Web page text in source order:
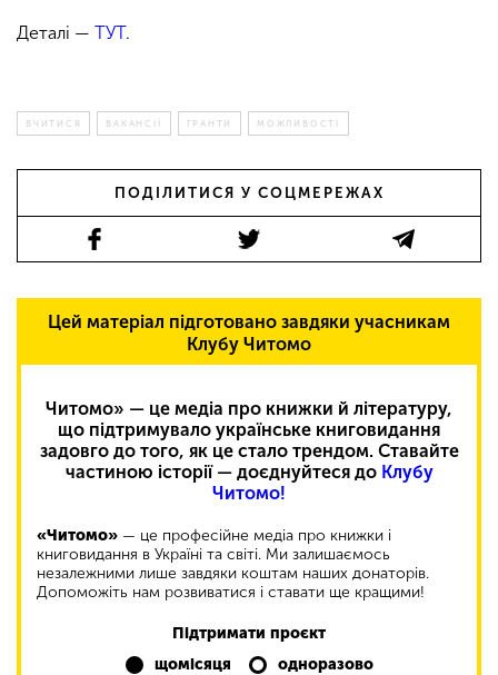
Деталі — ТУТ.
ВЧИТИСЯ ВАКАНСІЇ ГРАНТИ МОЖЛИВОСТІ
ПОДІЛИТИСЯ У СОЦМЕРЕЖАХ
Цей матеріал підготовано завдяки учасникам
Клубу Читомо
Читомо» — це медіа про книжки й літературу,
що підтримувало українське книговидання
задовго до того, як це стало трендом. Ставайте
частиною історії — доєднуйтеся до Клубу
Читомо!
«Читомо» — це професійне медіа про книжки і
книговидання в Україні та світі. Ми залишаємось
незалежними лише завдяки коштам наших донаторів.
Допоможіть нам розвиватися і ставати ще кращими!
Підтримати проєкт
щомісяця
одноразово